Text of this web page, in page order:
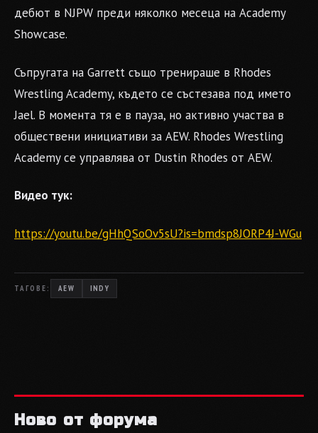
дебют в NJPW преди няколко месеца на Academy
Showcase.
Съпругата на Garrett също тренираше в Rhodes
Wrestling Academy, където се състезава под името
Jael. В момента тя е в пауза, но активно участва в
обществени инициативи за AEW. Rhodes Wrestling
Academy се управлява от Dustin Rhodes от AEW.
Видео тук:
https://youtu.be/gHhQSoOv5sU?is=bmdsp8JORP4J-WGu
ТАГОВЕ: AEW INDY
Ново от форума